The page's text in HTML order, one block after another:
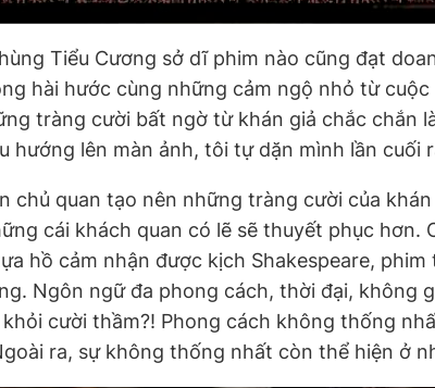
Tiểu Cương sở dĩ phim nào cũng đạt
hài hước cùng những cảm ngộ nhỏ từ
tràng cười bất ngờ từ khán giả chắc
hướng lên màn ảnh, tôi tự dặn mình lần
chủ quan tạo nên những tràng cười của
cái khách quan có lẽ sẽ thuyết phục
hồ cảm nhận được kịch Shakespeare,
Ngôn ngữ đa phong cách, thời đại, không
cười thầm?! Phong cách không thống
ra, sự không thống nhất còn thể hiện ở